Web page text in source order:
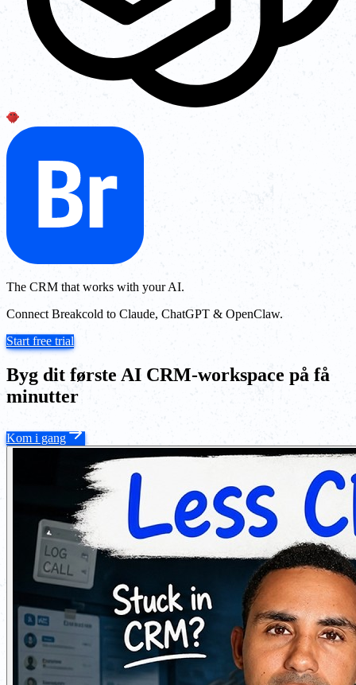
The CRM that works with your AI.
Connect Breakcold to Claude, ChatGPT & OpenClaw.
Start free trial
Byg dit første AI CRM-workspace på få
minutter
Kom i gang